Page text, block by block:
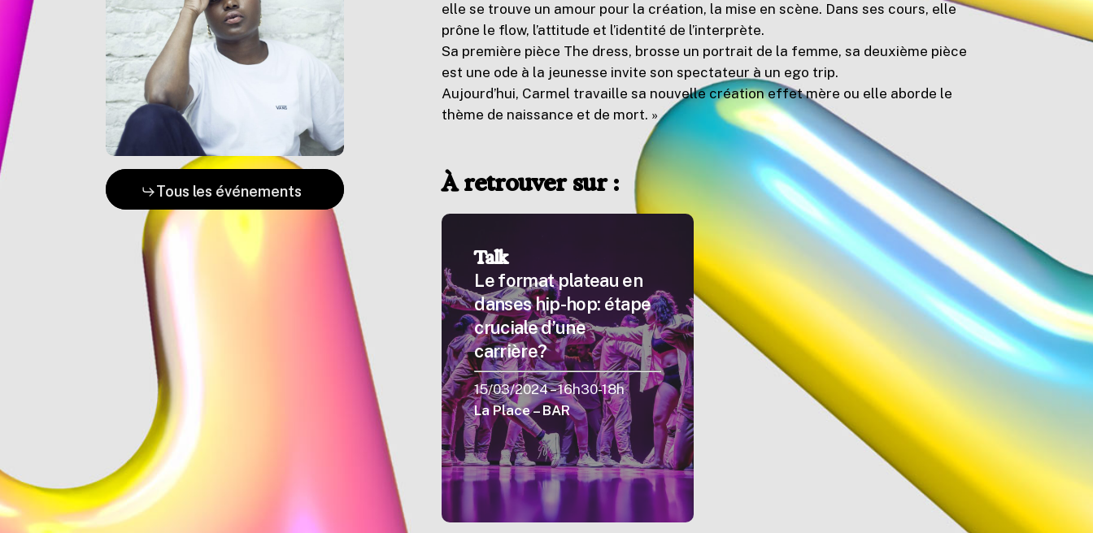
Tous les événements
elle se trouve un amour pour la création, la mise en scène. Dans ses cours, elle
prône le flow, l’attitude et l’identité de l’interprète.
Sa première pièce The dress, brosse un portrait de la femme, sa deuxième pièce
est une ode à la jeunesse invite son spectateur à un ego trip.
Aujourd’hui, Carmel travaille sa nouvelle création effet mère ou elle aborde le
thème de naissance et de mort. »
À retrouver sur :
Talk
Le format plateau en
danses hip-hop: étape
cruciale d’une
carrière?
15/03/2024 – 16h30-18h
La Place – BAR